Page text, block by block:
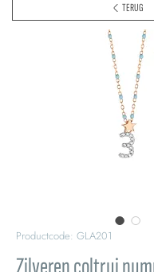
Productcode: GLA201
TERUG